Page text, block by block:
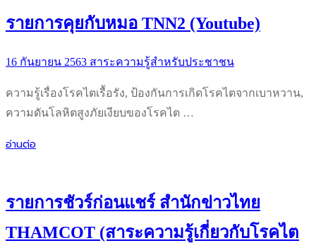
รายการคุยกับหมอ TNN2 (Youtube)
16 กันยายน 2563 สาระความรู้สำหรับประชาชน
ความรู้เรื่องโรคไตเรื้อรัง, ป้องกันการเกิดโรคไตจากเบาหวาน,
ความดันโลหิตสูงภัยเงียบของโรคไต …
อ่านต่อ
รายการชัวร์ก่อนแชร์ สำนักข่าวไทย
THAMCOT (สาระความรู้เกี่ยวกับโรคไต